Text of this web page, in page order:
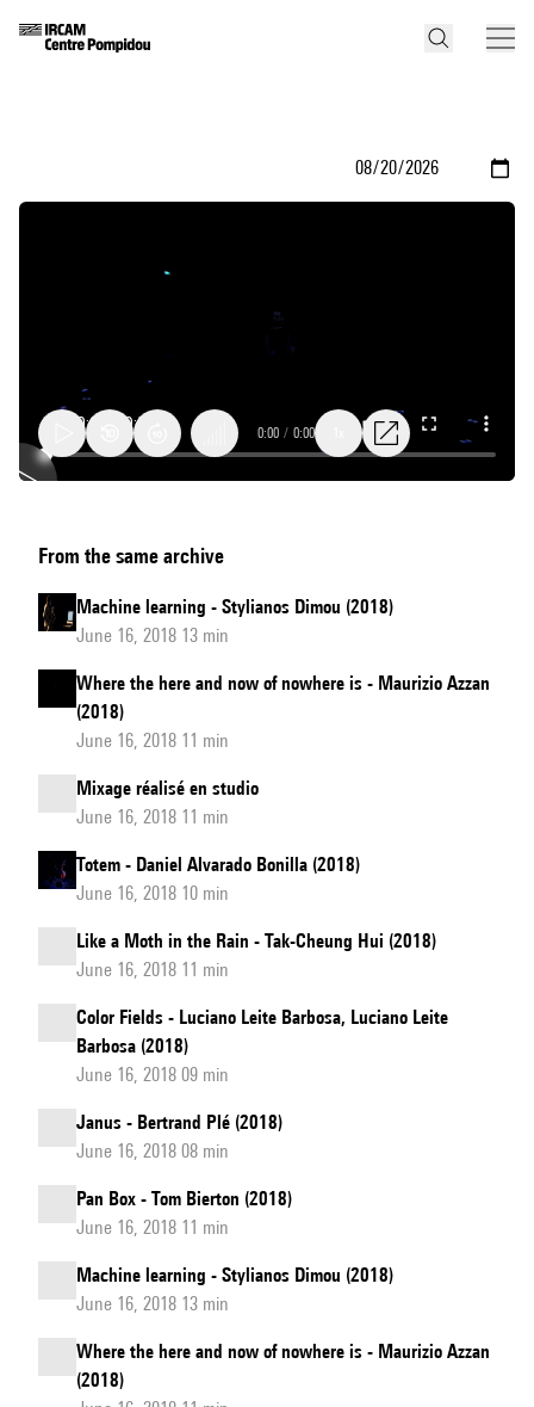
Fields
0:00 / 0:00
From the same archive
Machine learning - Stylianos Dimou (2018)
June 16, 2018 13 min
Where the here and now of nowhere is - Maurizio Azzan
(2018)
June 16, 2018 11 min
Mixage réalisé en studio
June 16, 2018 11 min
Totem - Daniel Alvarado Bonilla (2018)
June 16, 2018 10 min
Like a Moth in the Rain - Tak-Cheung Hui (2018)
June 16, 2018 11 min
Color Fields - Luciano Leite Barbosa, Luciano Leite
Barbosa (2018)
June 16, 2018 09 min
Janus - Bertrand Plé (2018)
June 16, 2018 08 min
Pan Box - Tom Bierton (2018)
June 16, 2018 11 min
Machine learning - Stylianos Dimou (2018)
June 16, 2018 13 min
Where the here and now of nowhere is - Maurizio Azzan
(2018)